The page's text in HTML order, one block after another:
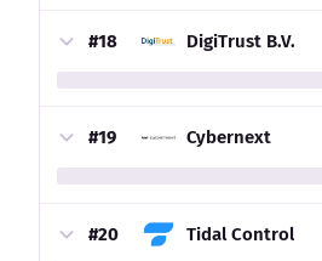
#18 DigiTrust B.V.
#19 Cybernext
#20 Tidal Control